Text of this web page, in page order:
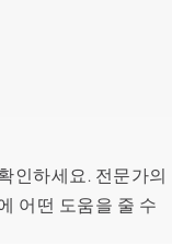
인하세요. 전문가의
어떤 도움을 줄 수